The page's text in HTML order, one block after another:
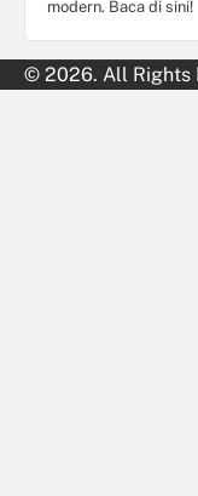
modern. Baca di sini!
© 2026. All Rights